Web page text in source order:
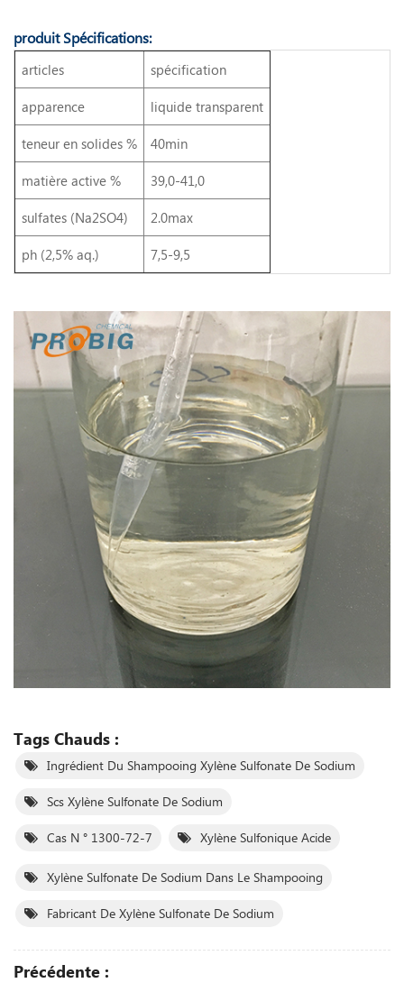
produit Spécifications:
articles spécification
apparence liquide transparent
teneur en solides % 40min
matière active % 39,0-41,0
sulfates (Na2SO4) 2.0max
ph (2,5% aq.) 7,5-9,5
Tags Chauds :
Ingrédient Du Shampooing Xylène Sulfonate De Sodium
Scs Xylène Sulfonate De Sodium
Cas N ° 1300-72-7 Xylène Sulfonique Acide
Xylène Sulfonate De Sodium Dans Le Shampooing
Fabricant De Xylène Sulfonate De Sodium
Précédente :